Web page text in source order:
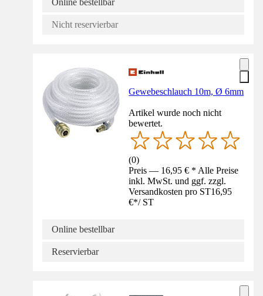
Nicht reservierbar
Gewebeschlauch 10m, Ø 6mm
Artikel wurde noch nicht
bewertet.
(0)
Preis — 16,95 € * Alle Preise
inkl. MwSt. und ggf. zzgl.
Versandkosten pro ST16,95
€*/ ST
Online bestellbar
Reservierbar